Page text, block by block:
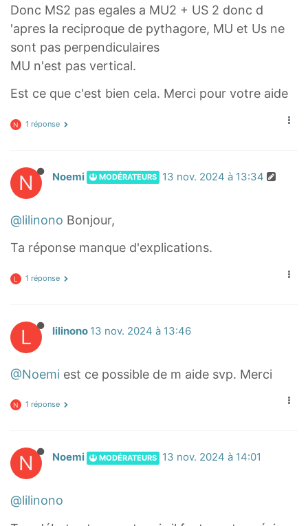
Donc MS2 pas egales a MU2 + US 2 donc d
'apres la reciproque de pythagore, MU et Us ne
sont pas perpendiculaires
MU n'est pas vertical.
Est ce que c'est bien cela. Merci pour votre aide
N 1 réponse
N Noemi MODÉRATEURS 13 nov. 2024 à 13:34
@lilinono Bonjour,
Ta réponse manque d'explications.
L 1 réponse
L lilinono 13 nov. 2024 à 13:46
@Noemi est ce possible de m aide svp. Merci
N 1 réponse
N Noemi MODÉRATEURS 13 nov. 2024 à 14:01
@lilinono